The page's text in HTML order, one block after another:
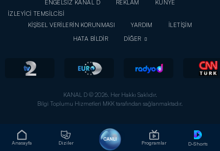
Anasayfa Diziler
CANLI
Programlar D-Shorts
ENGELSİZ KANAL D REKLAM
KÜNYE
İZLEYİCİ TEMSİLCİSİ
KİŞİSEL VERİLERİN KORUNMASI
YARDIM
İLETİŞİM
HATA BİLDİR
DİĞER
KANAL D © 2026. Her Hakkı Saklıdır.
Bilgi Toplumu Hizmetleri MKK tarafından sağlanmaktadır.